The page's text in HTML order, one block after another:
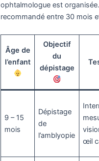
ophtalmologue est
recommandé entre 30 mois
Âge de
l’enfant
Objectif
du
dépistage
9 – 15
mois
Dépistage
de
l’amblyopie
œil